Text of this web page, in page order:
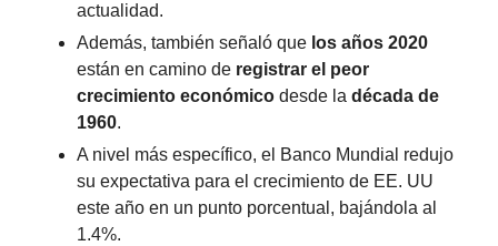
actualidad.
Además, también señaló que los años 2020
están en camino de registrar el peor
crecimiento económico desde la década de
1960.
A nivel más específico, el Banco Mundial redujo
su expectativa para el crecimiento de EE. UU
este año en un punto porcentual, bajándola al
1.4%.